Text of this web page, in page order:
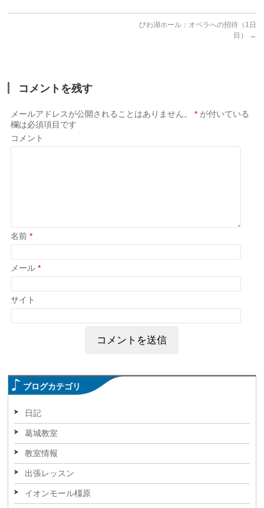
びわ湖ホール：オペラへの招待（1日
目）
→
コメントを残す
メールアドレスが公開されることはありません。 * が付いている
欄は必須項目です
コメント
名前*
メール*
サイト
ブログカテゴリ
日記
葛城教室
教室情報
出張レッスン
イオンモール橿原